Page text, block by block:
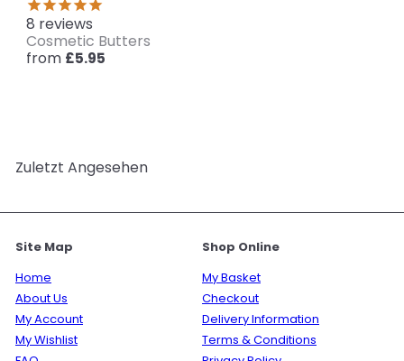
8 reviews
Cosmetic Butters
from £5.95
Zuletzt Angesehen
Site Map
Home
About Us
My Account
My Wishlist
Shop Online
My Basket
Checkout
Delivery Information
Terms & Conditions